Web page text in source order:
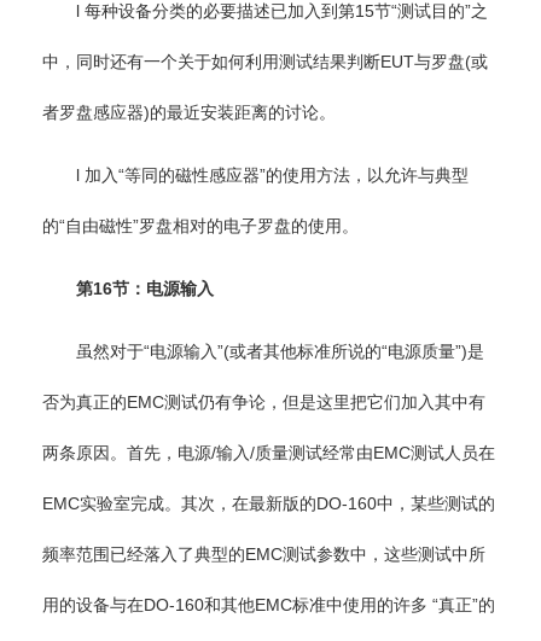
l 每种设备分类的必要描述已加入到第15节“测试目的”之
中，同时还有一个关于如何利用测试结果判断EUT与罗盘(或
者罗盘感应器)的最近安装距离的讨论。
l 加入“等同的磁性感应器”的使用方法，以允许与典型
的“自由磁性”罗盘相对的电子罗盘的使用。
第16节：电源输入
虽然对于“电源输入”(或者其他标准所说的“电源质量”)是
否为真正的EMC测试仍有争论，但是这里把它们加入其中有
两条原因。首先，电源/输入/质量测试经常由EMC测试人员在
EMC实验室完成。其次，在最新版的DO-160中，某些测试的
频率范围已经落入了典型的EMC测试参数中，这些测试中所
用的设备与在DO-160和其他EMC标准中使用的许多 “真正”的